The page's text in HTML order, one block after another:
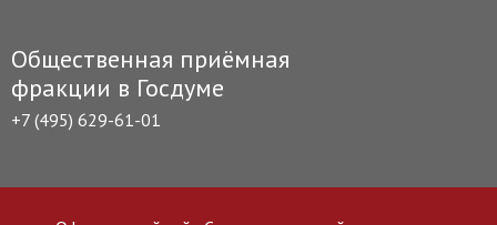
Общественная приёмная
фракции в Госдуме
+7 (495) 629-61-01